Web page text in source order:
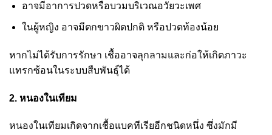
อาจมีอาการปวดหรือบวมบริเวณอวัยวะเพศ
ในผู้หญิง อาจมีตกขาวผิดปกติ หรือปวดท้องน้อย
หากไม่ได้รับการรักษา เชื้ออาจลุกลามและก่อให้เกิดภาวะ
แทรกซ้อนในระบบสืบพันธุ์ได้
2. หนองในเทียม
หนองในเทียมเกิดจากเชื้อแบคทีเรียอีกชนิดหนึ่ง ซึ่งมักมี